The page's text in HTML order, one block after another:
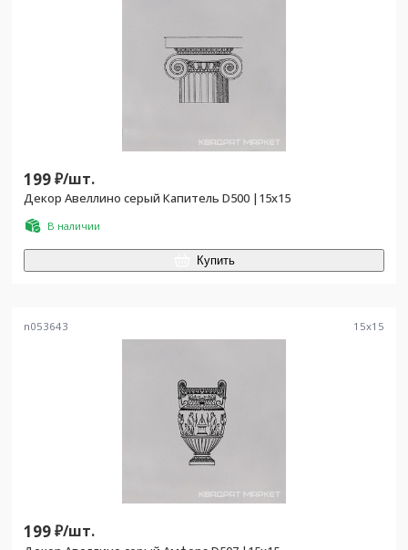
199₽/шт.
Декор Авеллино серый Капитель D500 |15х15
В наличии
Купить
n053643 15x15
199₽/шт.